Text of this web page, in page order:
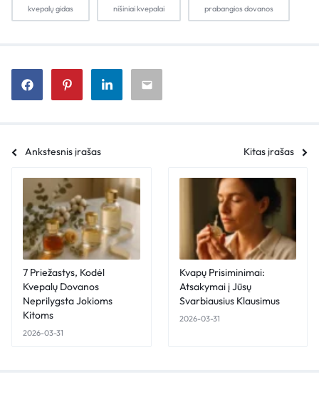
kvepalų gidas nišiniai kvepalai prabangios dovanos
Ankstesnis įrašas Kitas įrašas
7 Priežastys, Kodėl
Kvepalų Dovanos
Neprilygsta Jokioms
Kitoms
2026-03-31
Kvapų Prisiminimai:
Atsakymai į Jūsų
Svarbiausius Klausimus
2026-03-31